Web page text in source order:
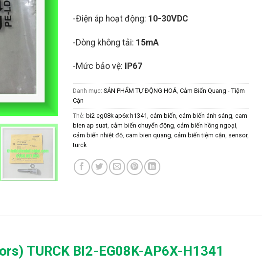
-Điện áp hoạt động: 10-30VDC
-Dòng không tải: 15mA
-Mức bảo vệ: IP67
Danh mục: SẢN PHẨM TỰ ĐỘNG HOÁ, Cảm Biến Quang - Tiệm
Cận
Thẻ: bi2 eg08k ap6x h1341, cảm biến, cảm biến ánh sáng, cam
bien ap suat, cảm biến chuyển động, cảm biến hồng ngoại,
cảm biến nhiệt độ, cam bien quang, cảm biến tiệm cận, sensor,
turck
TURCK BI2-EG08K-AP6X-H1341